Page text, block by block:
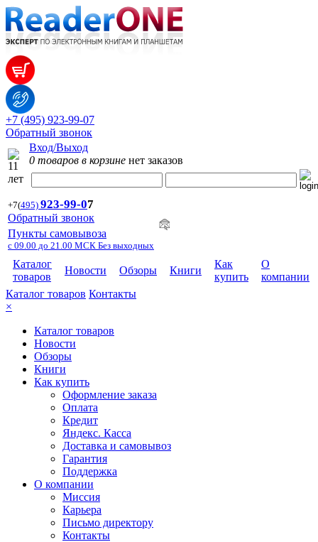
+7 (495) 923-99-07
Обратный звонок
Вход/Выход
0 товаров в корзине нет заказов
+7(495) 923-99-07
Обратный звонок
Пункты самовывоза
с 09.00 до 21.00 МСК Без выходных
Каталог
товаров
Новости Обзоры Книги
Как
купить
О
компании
Каталог товаров Контакты
×
Каталог товаров
Новости
Обзоры
Книги
Как купить
Оформление заказа
Оплата
Кредит
Яндекс. Касса
Доставка и самовывоз
Гарантия
Поддержка
О компании
Миссия
Карьера
Письмо директору
Контакты